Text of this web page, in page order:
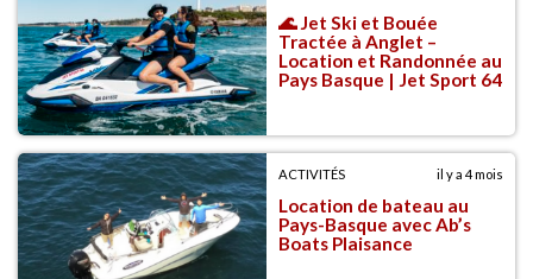
🌊 Jet Ski et Bouée
Tractée à Anglet –
Location et Randonnée au
Pays Basque | Jet Sport 64
ACTIVITÉS il y a 4 mois
Location de bateau au
Pays-Basque avec Ab’s
Boats Plaisance